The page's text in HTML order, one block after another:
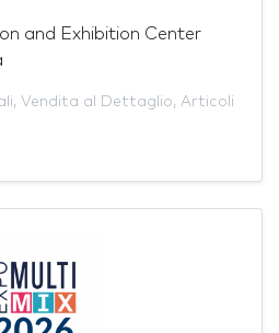
and Exhibition Center
, Vendita al Dettaglio, Articoli